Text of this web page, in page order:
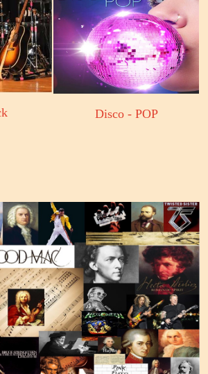
Disco - POP